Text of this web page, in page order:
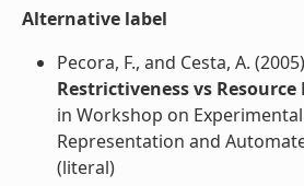
Alternative label
Pecora, F., and Cesta, A. (2005)
Restrictiveness vs
in Workshop on
Representation and
(literal)